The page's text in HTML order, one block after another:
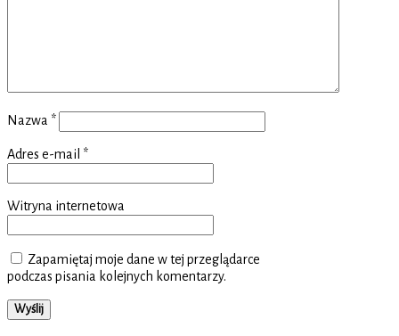
Nazwa *
Adres e-mail *
Witryna internetowa
Zapamiętaj moje dane w tej przeglądarce
podczas pisania kolejnych komentarzy.